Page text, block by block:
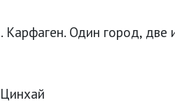
Карфаген. Один город, две